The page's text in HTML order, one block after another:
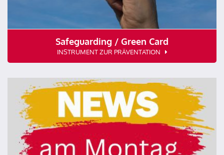
Safeguarding / Green Card
INSTRUMENT ZUR PRÄVENTATION